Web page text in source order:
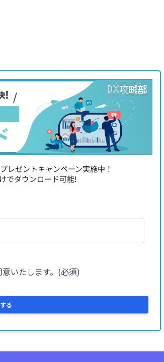
レゼントキャンペーン実施中！
でダウンロード可能!